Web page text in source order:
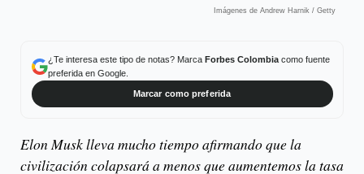
Imágenes de Andrew Harnik / Getty
¿Te interesa este tipo de notas? Marca Forbes Colombiacomo fuente
preferida en Google.
Marcar como preferida
Elon Musk lleva mucho tiempo afirmando que la
civilización colapsará a menos que aumentemos la tasa